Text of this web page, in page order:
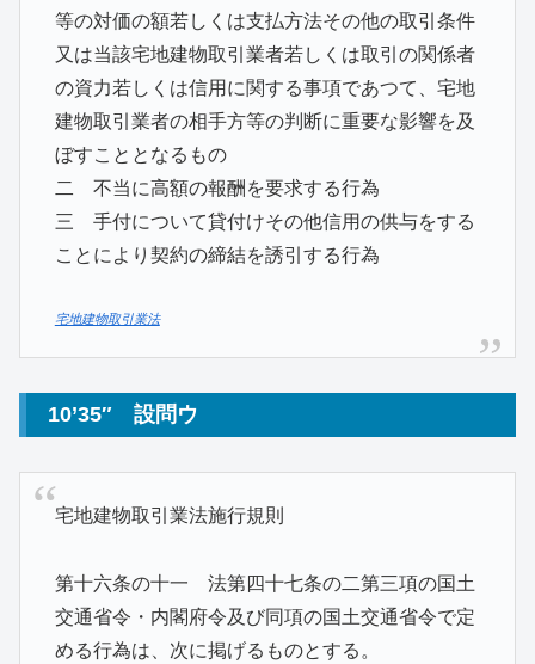
等の対価の額若しくは支払方法その他の取引条件
又は当該宅地建物取引業者若しくは取引の関係者
の資力若しくは信用に関する事項であつて、宅地
建物取引業者の相手方等の判断に重要な影響を及
ぼすこととなるもの
二 不当に高額の報酬を要求する行為
三 手付について貸付けその他信用の供与をする
ことにより契約の締結を誘引する行為
宅地建物取引業法
10’35″ 設問ウ
宅地建物取引業法施行規則
第十六条の十一 法第四十七条の二第三項の国土
交通省令・内閣府令及び同項の国土交通省令で定
める行為は、次に掲げるものとする。